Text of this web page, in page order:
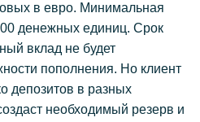
в евро. Минимальная
денежных единиц. Срок
вклад не будет
пополнения. Но клиент
депозитов в разных
необходимый резерв и